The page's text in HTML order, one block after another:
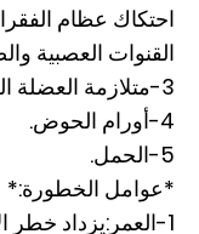
احتكاك عظام
القنوات العصبية
3-متلازمة العضلة الكمثرية.
4-أورام الحوض.
5-الحمل.
*عوامل الخطورة:*
1-العمر:يزداد خطر